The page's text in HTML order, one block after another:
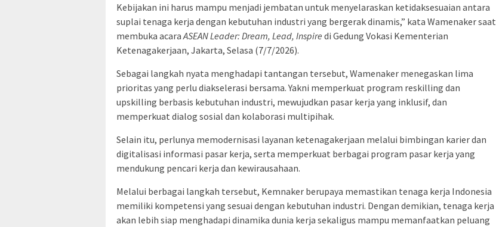
Kebijakan ini harus mampu menjadi jembatan untuk menyelaraskan ketidaksesuaian antara
suplai tenaga kerja dengan kebutuhan industri yang bergerak dinamis,” kata Wamenaker saat
membuka acaraASEAN Leader: Dream, Lead, Inspire di Gedung Vokasi Kementerian
Ketenagakerjaan, Jakarta, Selasa (7/7/2026).
Sebagai langkah nyata menghadapi tantangan tersebut, Wamenaker menegaskan lima
prioritas yang perlu diakselerasi bersama. Yakni memperkuat program reskilling dan
upskilling berbasis kebutuhan industri, mewujudkan pasar kerja yang inklusif, dan
memperkuat dialog sosial dan kolaborasi multipihak.
Selain itu, perlunya memodernisasi layanan ketenagakerjaan melalui bimbingan karier dan
digitalisasi informasi pasar kerja, serta memperkuat berbagai program pasar kerja yang
mendukung pencari kerja dan kewirausahaan.
Melalui berbagai langkah tersebut, Kemnaker berupaya memastikan tenaga kerja Indonesia
memiliki kompetensi yang sesuai dengan kebutuhan industri. Dengan demikian, tenaga kerja
akan lebih siap menghadapi dinamika dunia kerja sekaligus mampu memanfaatkan peluang